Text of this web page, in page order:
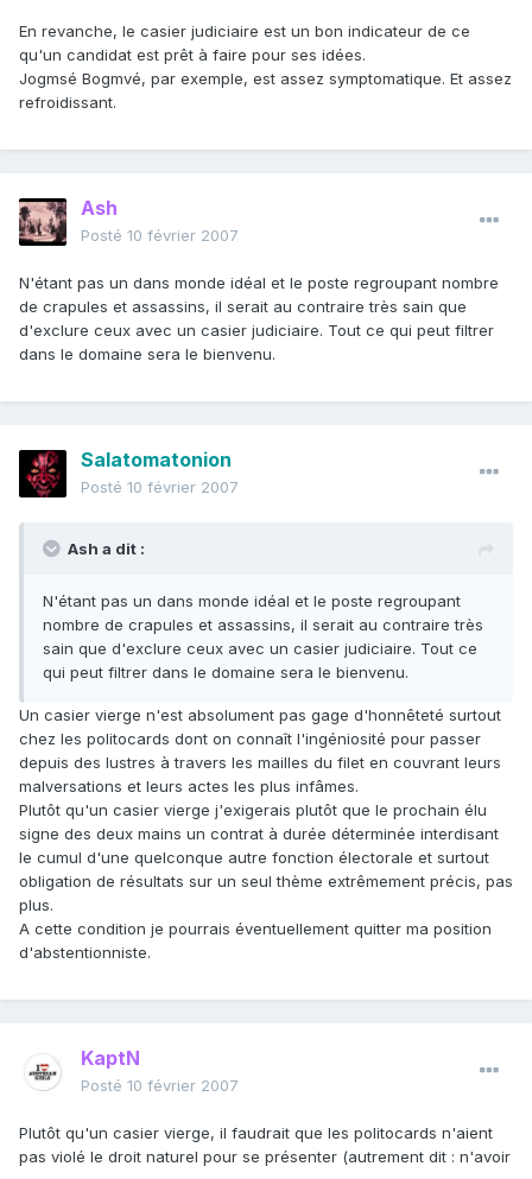
En revanche, le casier judiciaire est un bon indicateur de ce
qu'un candidat est prêt à faire pour ses idées.
Jogmsé Bogmvé, par exemple, est assez symptomatique. Et assez
refroidissant.
Ash
Posté 10 février 2007
N'étant pas un dans monde idéal et le poste regroupant nombre
de crapules et assassins, il serait au contraire très sain que
d'exclure ceux avec un casier judiciaire. Tout ce qui peut filtrer
dans le domaine sera le bienvenu.
Salatomatonion
Posté 10 février 2007
Ash a dit :
N'étant pas un dans monde idéal et le poste regroupant
nombre de crapules et assassins, il serait au contraire très
sain que d'exclure ceux avec un casier judiciaire. Tout ce
qui peut filtrer dans le domaine sera le bienvenu.
Un casier vierge n'est absolument pas gage d'honnêteté surtout
chez les politocards dont on connaît l'ingéniosité pour passer
depuis des lustres à travers les mailles du filet en couvrant leurs
malversations et leurs actes les plus infâmes.
Plutôt qu'un casier vierge j'exigerais plutôt que le prochain élu
signe des deux mains un contrat à durée déterminée interdisant
le cumul d'une quelconque autre fonction électorale et surtout
obligation de résultats sur un seul thème extrêmement précis, pas
plus.
A cette condition je pourrais éventuellement quitter ma position
d'abstentionniste.
KaptN
Posté 10 février 2007
Plutôt qu'un casier vierge, il faudrait que les politocards n'aient
pas violé le droit naturel pour se présenter (autrement dit : n'avoir